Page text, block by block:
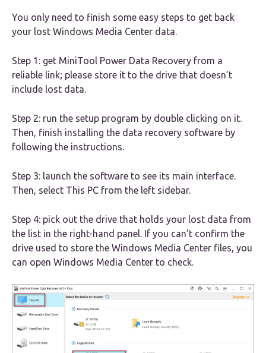
You only need to finish some easy steps to get back
your lost Windows Media Center data.
Step 1: get MiniTool Power Data Recovery from a
reliable link; please store it to the drive that doesn’t
include lost data.
Step 2: run the setup program by double clicking on it.
Then, finish installing the data recovery software by
following the instructions.
Step 3: launch the software to see its main interface.
Then, select This PC from the left sidebar.
Step 4: pick out the drive that holds your lost data from
the list in the right-hand panel. If you can’t confirm the
drive used to store the Windows Media Center files, you
can open Windows Media Center to check.